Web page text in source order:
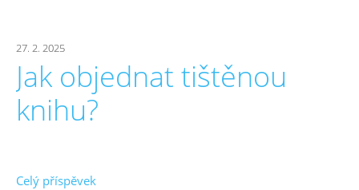
27. 2. 2025
Jak objednat tištěnou
knihu?
Celý příspěvek